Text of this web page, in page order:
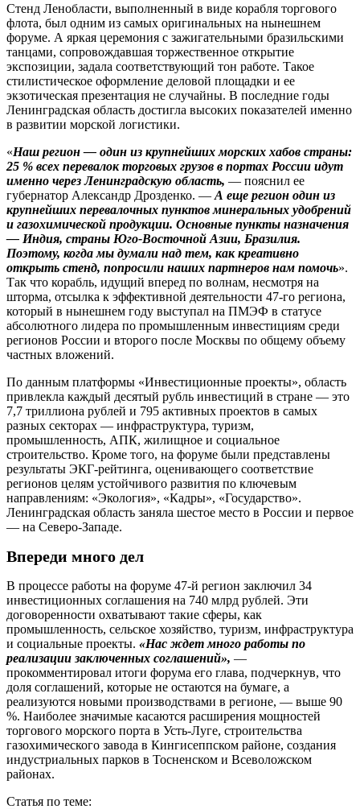
Стенд Ленобласти, выполненный в виде корабля торгового
флота, был одним из самых оригинальных на нынешнем
форуме. А яркая церемония с зажигательными бразильскими
танцами, сопровождавшая торжественное открытие
экспозиции, задала соответствующий тон работе. Такое
стилистическое оформление деловой площадки и ее
экзотическая презентация не случайны. В последние годы
Ленинградская область достигла высоких показателей именно
в развитии морской логистики.
«Наш регион — один из крупнейших морских хабов страны:
25 % всех перевалок торговых грузов в портах России идут
именно через Ленинградскую область, — пояснил ее
губернатор Александр Дрозденко. — А еще регион один из
крупнейших перевалочных пунк­тов минеральных удобрений
и газохимической продукции. Основные пункты назначения
— Индия, страны Юго-Восточной Азии, Бразилия.
Поэтому, когда мы думали над тем, как креативно
открыть стенд, попросили наших партнеров нам помочь».
Так что корабль, идущий вперед по волнам, несмотря на
шторма, отсылка к эффективной деятельности 47‑го региона,
который в нынешнем году выступал на ПМЭФ в статусе
абсолютного лидера по промышленным инвестициям среди
регионов России и второго после Москвы по общему объему
частных вложений.
По данным платформы «Инвестиционные проекты», область
привлекла каждый десятый рубль инвестиций в стране — это
7,7 триллиона рублей и 795 активных проектов в самых
разных секторах — инфраструктура, туризм,
промышленность, АПК, жилищное и социальное
строительство. Кроме того, на форуме были представлены
результаты ЭКГ-рейтинга, оценивающего соответствие
регионов целям устойчивого развития по ключевым
направлениям: «Экология», «Кадры», «Государство».
Ленинградская область заняла шестое место в России и первое
— на Северо-Западе.
Впереди много дел
В процессе работы на форуме 47‑й регион заключил 34
инвестиционных соглашения на 740 млрд руб­лей. Эти
договоренности охватывают такие сферы, как
промышленность, сельское хозяйство, туризм, инфраструктура
и социальные проекты. «Нас ждет много работы по
реализации заключенных соглашений», —
прокомментировал итоги форума его глава, подчерк­нув, что
доля соглашений, которые не остаются на бумаге, а
реализуются новыми производствами в регионе, — выше 90
%. Наиболее значимые касаются расширения мощностей
торгового морского порта в Усть-Луге, строительства
газохимического завода в Кингисеппском районе, создания
индустриальных парков в Тосненском и Всеволожском
районах.
Статья по теме: